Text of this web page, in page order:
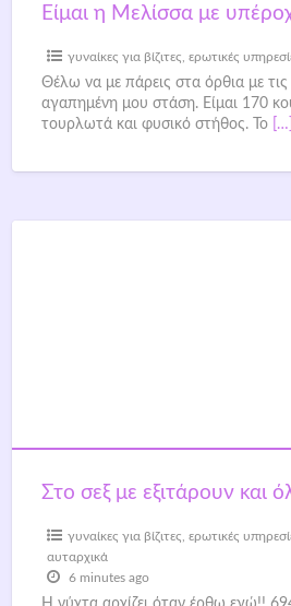
Είμαι η Μελίσσα με
γυναίκες για βίζιτες ερωτικές
Θέλω να με πάρεις στα όρθια με τις
αγαπημένη μου στάση. Είμαι 170
τουρλωτά και φυσικό στήθος. Το
[…]
γυναίκες για βίζιτες, ερωτικές
αυταρχικά
6 minutes ago